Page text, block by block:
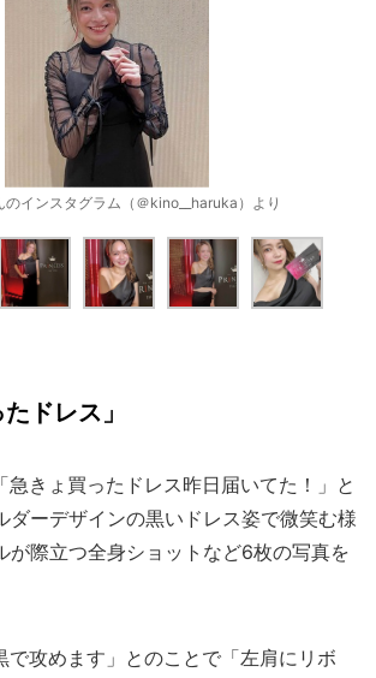
のインスタグラム（＠kino__haruka）より
ドレス」
きょ買ったドレス昨日届いてた！」と
ダーデザインの黒いドレス姿で微笑む様
が際立つ全身ショットなど6枚の写真を
攻めます」とのことで「左肩にリボ